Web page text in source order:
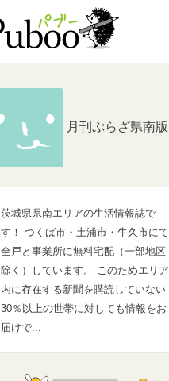
月刊ぷらざ県南版
茨城県県南エリアの生活情報誌で
す！ つくば市・土浦市・牛久市にて
全戸と事業所に無料宅配（一部地区
除く）しています。 このためエリア
内に存在する新聞を購読していない
30％以上の世帯に対しても情報をお
届けで...